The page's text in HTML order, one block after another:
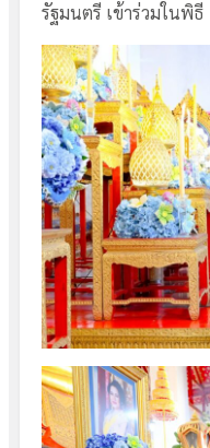
รัฐมนตรี เข้าร่วมในพิธี